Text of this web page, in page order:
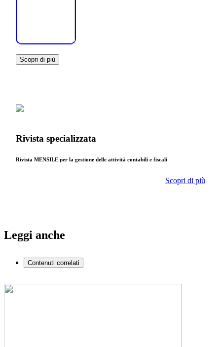
Scopri di più
Rivista specializzata
Rivista MENSILE per la gestione delle attività contabili e fiscali
Scopri di più
Leggi anche
Contenuti correlati